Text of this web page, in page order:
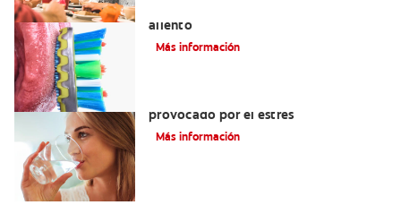
aliento
Más información
provocado por el estrés
Más información